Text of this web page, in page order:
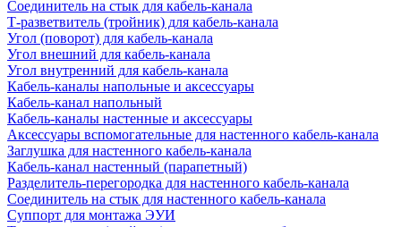
Соединитель на стык для кабель-канала
Т-разветвитель (тройник) для кабель-канала
Угол (поворот) для кабель-канала
Угол внешний для кабель-канала
Угол внутренний для кабель-канала
Кабель-каналы напольные и аксессуары
Кабель-канал напольный
Кабель-каналы настенные и аксессуары
Аксессуары вспомогательные для настенного кабель-канала
Заглушка для настенного кабель-канала
Кабель-канал настенный (парапетный)
Разделитель-перегородка для настенного кабель-канала
Соединитель на стык для настенного кабель-канала
Суппорт для монтажа ЭУИ